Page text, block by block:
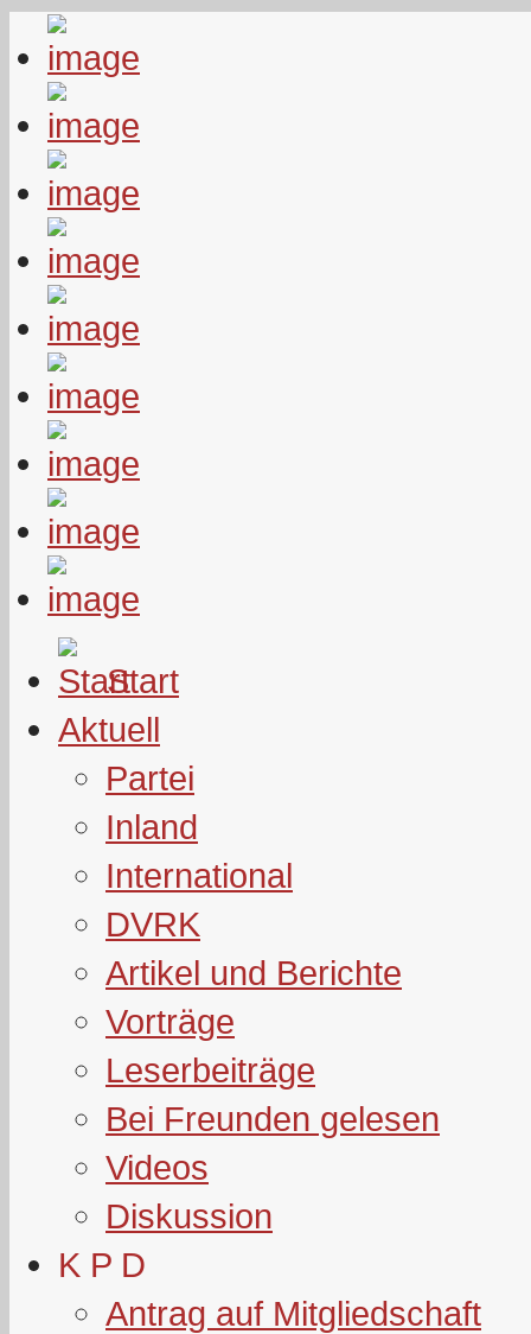
Start
Aktuell
Partei
Inland
International
DVRK
Artikel und Berichte
Vorträge
Leserbeiträge
Bei Freunden gelesen
Videos
Diskussion
K P D
Antrag auf Mitgliedschaft